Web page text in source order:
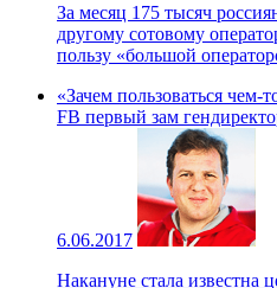
За месяц 175 тысяч
другому сотовому
пользу «большой
«Зачем пользоваться
FB первый зам
6.06.2017
Накануне стала известна